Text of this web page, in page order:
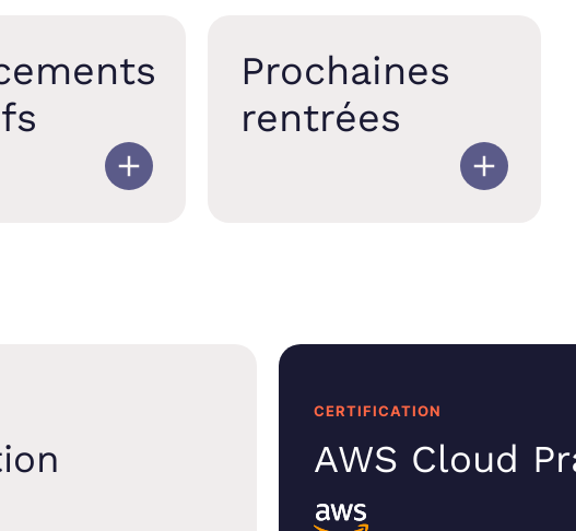
Prochaines
rentrées
CERTIFICATION
AWS Cloud